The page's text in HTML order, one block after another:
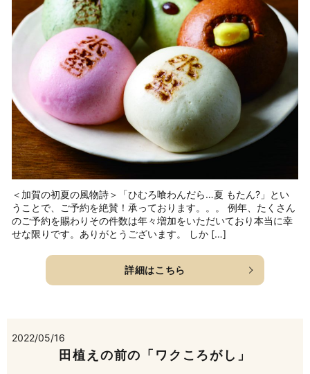
＜加賀の初夏の風物詩＞「ひむろ喰わんだら…夏 もたん?」とい
うことで、ご予約を絶賛！承っております。。。 例年、たくさん
のご予約を賜わりその件数は年々増加をいただいており本当に幸
せな限りです。ありがとうございます。 しか […]
詳細はこちら
2022/05/16
田植えの前の「ワクころがし」